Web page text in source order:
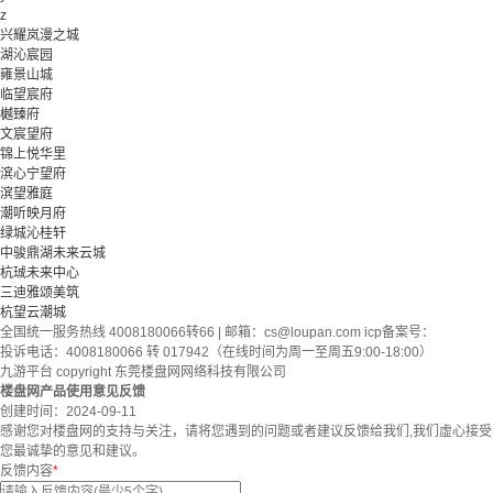
z
兴耀岚漫之城
湖沁宸园
雍景山城
临望宸府
樾臻府
文宸望府
锦上悦华里
滨心宁望府
滨望雅庭
潮听映月府
绿城沁桂轩
中骏鼎湖未来云城
杭珹未来中心
三迪雅颂美筑
杭望云潮城
全国统一服务热线 4008180066转66 | 邮箱： cs@loupan.com icp备案号：
投诉电话：4008180066 转 017942（在线时间为周一至周五9:00-18:00）
九游平台 copyright 东莞楼盘网网络科技有限公司
楼盘网产品使用意见反馈
创建时间： 2024-09-11
感谢您对楼盘网的支持与关注，请将您遇到的问题或者建议反馈给我们,我们虚心接受
您最诚挚的意见和建议。
反馈内容*